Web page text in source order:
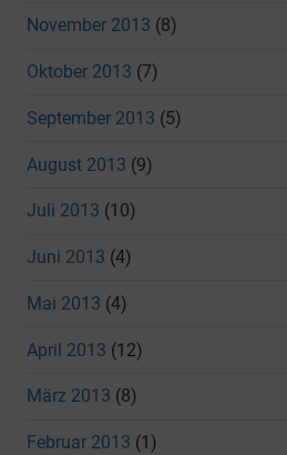
November 2013 (8)
Oktober 2013 (7)
September 2013 (5)
August 2013 (9)
Juli 2013 (10)
Juni 2013 (4)
Mai 2013 (4)
April 2013 (12)
März 2013 (8)
Februar 2013 (1)